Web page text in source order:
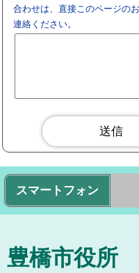
合わせは、直接このページの
連絡ください。
スマートフォン
豊橋市役所